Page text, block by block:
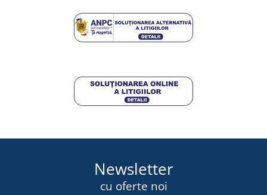
138,75 lei
DETALII
Newsletter
cu oferte noi